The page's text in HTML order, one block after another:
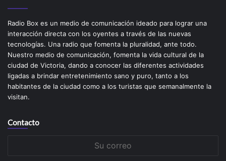
Radio Box es un medio de comunicación ideado para lograr una
interacción directa con los oyentes a través de las nuevas
tecnologías. Una radio que fomenta la pluralidad, ante todo.
Nuestro medio de comunicación, fomenta la vida cultural de la
ciudad de Victoria, dando a conocer las diferentes actividades
ligadas a brindar entretenimiento sano y puro, tanto a los
habitantes de la ciudad como a los turistas que semanalmente la
visitan.
Contacto